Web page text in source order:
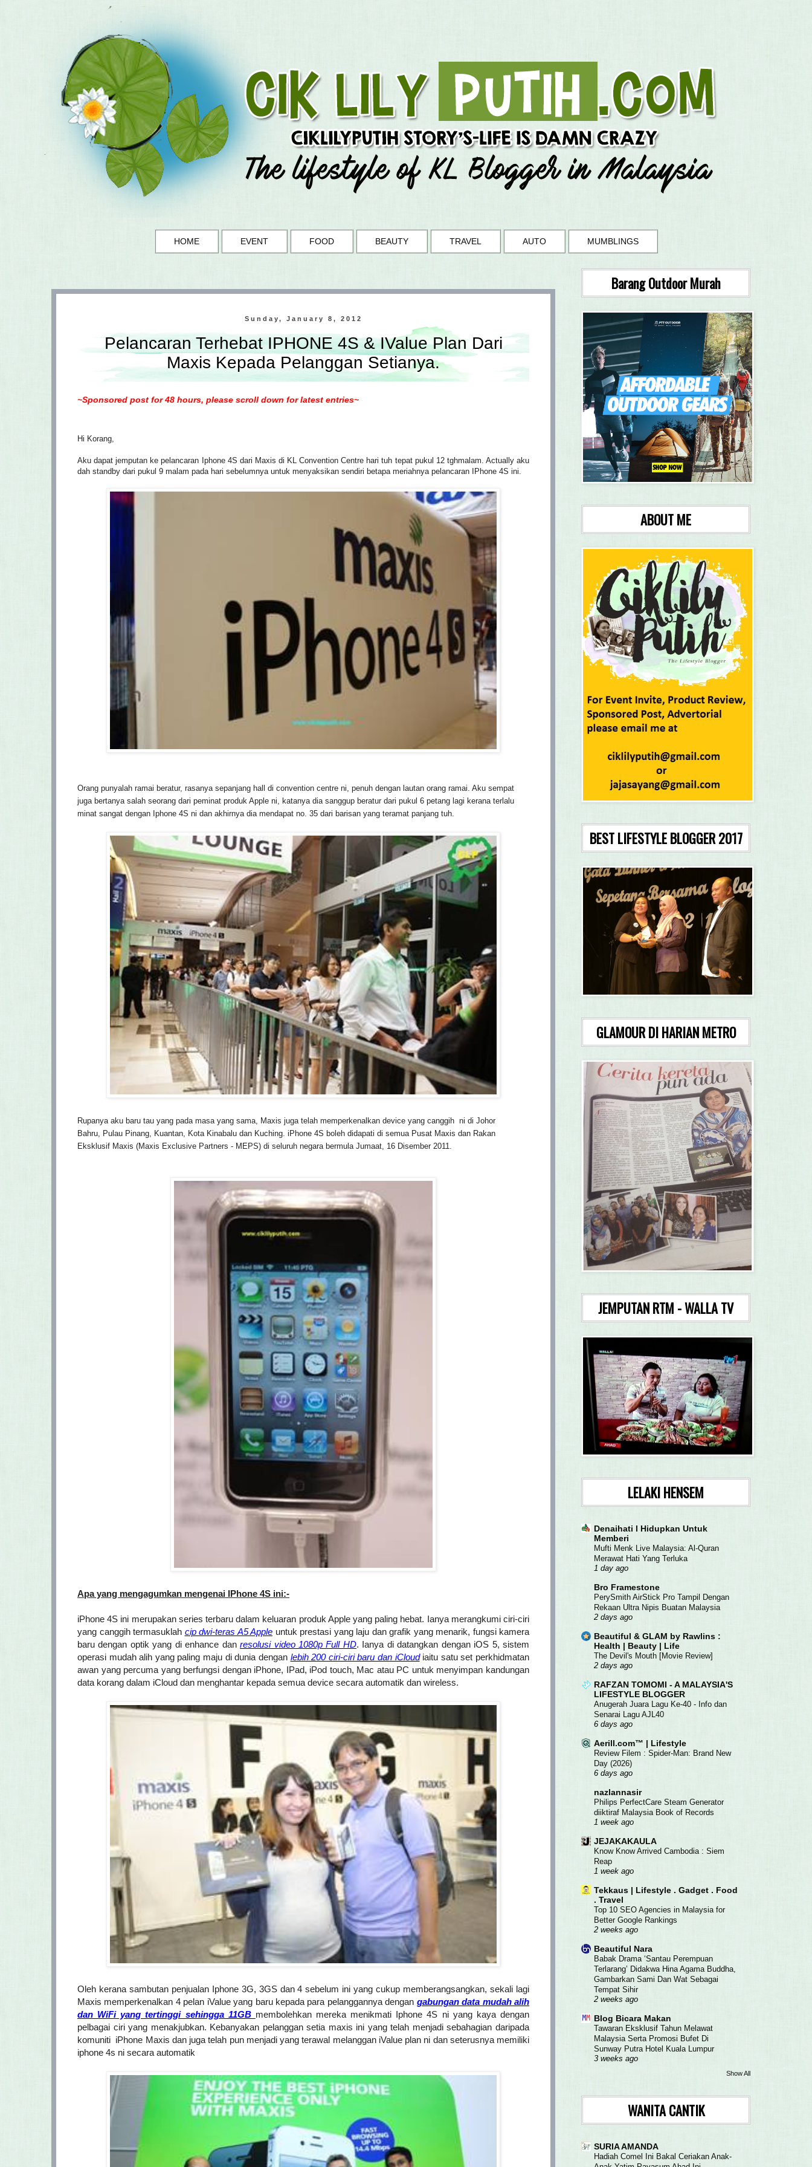
HOME EVENT FOOD BEAUTY TRAVEL AUTO MUMBLINGS
Sunday, January 8, 2012
Pelancaran Terhebat IPHONE 4S & IValue Plan Dari
Maxis Kepada Pelanggan Setianya.
~Sponsored post for 48 hours, please scroll down for latest entries~
Hi Korang,
Aku dapat jemputan ke pelancaran Iphone 4S dari Maxis di KL Convention Centre hari tuh tepat pukul 12 tghmalam. Actually aku
dah standby dari pukul 9 malam pada hari sebelumnya untuk menyaksikan sendiri betapa meriahnya pelancaran IPhone 4S ini.
Orang punyalah ramai beratur, rasanya sepanjang hall di convention centre ni, penuh dengan lautan orang ramai. Aku sempat
juga bertanya salah seorang dari peminat produk Apple ni, katanya dia sanggup beratur dari pukul 6 petang lagi kerana terlalu
minat sangat dengan Iphone 4S ni dan akhirnya dia mendapat no. 35 dari barisan yang teramat panjang tuh.
Rupanya aku baru tau yang pada masa yang sama,
Maxis juga telah memperkenalkan device yang canggih ni di Johor
Bahru, Pulau Pinang, Kuantan, Kota Kinabalu dan Kuching. iPhone 4S boleh didapati di semua Pusat Maxis dan Rakan
Eksklusif Maxis (Maxis Exclusive Partners - MEPS) di seluruh negara bermula Jumaat, 16 Disember 2011.
Apa yang mengagumkan mengenai IPhone 4S ini:-
iPhone 4S ini merupakan series terbaru dalam keluaran produk Apple yang paling hebat. Ianya merangkumi ciri-ciri
yang canggih termasuklah cip dwi-teras A5 Apple untuk prestasi yang laju dan grafik yang menarik, fungsi kamera
baru dengan optik yang di enhance danresolusi video 1080p Full HD. Ianya di datangkan dengan iOS 5, sistem
operasi mudah alih yang paling maju di dunia dengan lebih 200 ciri-ciri baru dan iCloudiaitu satu set perkhidmatan
awan yang percuma yang berfungsi dengan iPhone, IPad, iPod touch, Mac atau PC untuk menyimpan kandungan
data korang dalam iCloud dan menghantar kepada semua device secara automatik dan wireless.
Oleh kerana sambutan penjualan Iphone 3G, 3GS dan 4 sebelum ini yang cukup memberangsangkan, sekali lagi
Maxis memperkenalkan 4 pelan iValue yang baru kepada para pelanggannya dengan gabungan data mudah alih
dan WiFi yang tertinggi sehingga 11GB membolehkan mereka menikmati Iphone 4S ni yang kaya dengan
pelbagai ciri yang menakjubkan. Kebanyakan pelanggan setia maxis ini yang telah menjadi sebahagian daripada
komuniti iPhone Maxis dan juga telah pun menjadi yang terawal melanggan iValue plan ni dan seterusnya memiliki
iphone 4s ni secara automatik
Barang Outdoor Murah
ABOUT ME
BEST LIFESTYLE BLOGGER 2017
GLAMOUR DI HARIAN METRO
JEMPUTAN RTM - WALLA TV
LELAKI HENSEM
Denaihati l Hidupkan Untuk
Memberi
Mufti Menk Live Malaysia: Al-Quran
Merawat Hati Yang Terluka
1 day ago
Bro Framestone
PerySmith AirStick Pro Tampil Dengan
Rekaan Ultra Nipis Buatan Malaysia
2 days ago
Beautiful & GLAM by Rawlins :
Health | Beauty | Life
The Devil's Mouth [Movie Review]
2 days ago
RAFZAN TOMOMI - A MALAYSIA'S
LIFESTYLE BLOGGER
Anugerah Juara Lagu Ke-40 - Info dan
Senarai Lagu AJL40
6 days ago
Aerill.com™ | Lifestyle
Review Filem : Spider-Man: Brand New
Day (2026)
6 days ago
nazlannasir
Philips PerfectCare Steam Generator
diiktiraf Malaysia Book of Records
1 week ago
JEJAKAKAULA
Know Know Arrived Cambodia : Siem
Reap
1 week ago
Tekkaus | Lifestyle . Gadget . Food
. Travel
Top 10 SEO Agencies in Malaysia for
Better Google Rankings
2 weeks ago
Beautiful Nara
Babak Drama ‘Santau Perempuan
Terlarang’ Didakwa Hina Agama Buddha,
Gambarkan Sami Dan Wat Sebagai
Tempat Sihir
2 weeks ago
Blog Bicara Makan
Tawaran Eksklusif Tahun Melawat
Malaysia Serta Promosi Bufet Di
Sunway Putra Hotel Kuala Lumpur
3 weeks ago
Show All
WANITA CANTIK
SURIA AMANDA
Hadiah Comel Ini Bakal Ceriakan Anak-